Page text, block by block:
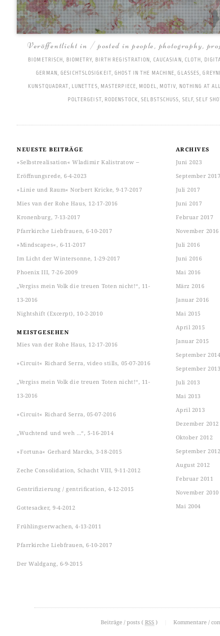
Veröffentlicht in / posted in people, photography,
BIOMETRISCH, BIOMETRY, BIRTH REGISTRATION, CAUCASIAN, CLOTH,
GERMAN,GESICHTSLOSIGKEIT ,GHOST IN THE MACHINE,GLASSES,
KUNSTQUADRAT , LUNETTES, MASTERPIECE, MODEL, MOTIV, NOTHING AT
POLTERGEIST , RODENSTOCK,SELBSTSCHUSS , SELF,SELF
NEUESTE BEITRÄGE
»Selbstrealisation« Wladimir Kalistratow ‒
Eröffnungsrede, 6-4-2023
»Linie und Raum« Norbert Kricke, 9-17-2017
Mies van der Rohe Haus, 12-17-2016
Kronenburg, 7-13-2017
Pfarrkirche Liebfrauen, 6-10-2017
»Mindscapes«, 6-11-2017
Im Licht der Wintersonne, 1-29-2017
Phoenix III, 7-26-2009
„Vergiss mein Volk die treuen Toten nicht!“, 11-
13-2016
Nightshift (Excerpt), 10-2-2010
MEISTGESEHEN
Mies van der Rohe Haus, 12-17-2016
»Circuit« Richard Serra, video stills, 05-07-2016
„Vergiss mein Volk die treuen Toten nicht!“, 11-
13-2016
»Circuit« Richard Serra, 05-07-2016
„Wuchtend und weh …“, 5-16-2014
»Fortuna« Gerhard Marcks, 3-18-2015
Zeche Consolidation, Schacht VIII, 9-11-2012
Gentrifizierung / gentrification, 4-12-2015
Gottesacker, 9-4-2012
Frühlingserwachen, 4-13-2011
Pfarrkirche Liebfrauen, 6-10-2017
Der Waldgang, 6-9-2015
ARCHIVES
Juni 2023
September
Juli 2017
Juni 2017
Februar 2017
November 2016
Juli 2016
Juni 2016
Mai 2016
März 2016
Januar 2016
Mai 2015
April 2015
Januar 2015
September
September
Juli 2013
Mai 2013
April 2013
Dezember 2012
Oktober 2012
September
August 2012
Februar 2011
November 2010
Mai 2004
Beiträge / posts ( RSS ) Kommentare /